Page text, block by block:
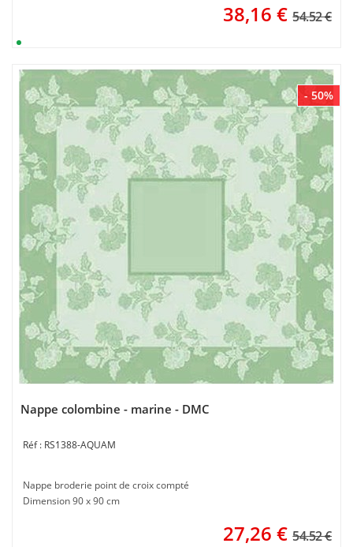
38,16 € 54.52 €
- 50%
Nappe colombine - marine - DMC
RS1388-AQUAM
Nappe broderie point de croix compté
Dimension 90 x 90 cm
27,26 € 54.52 €